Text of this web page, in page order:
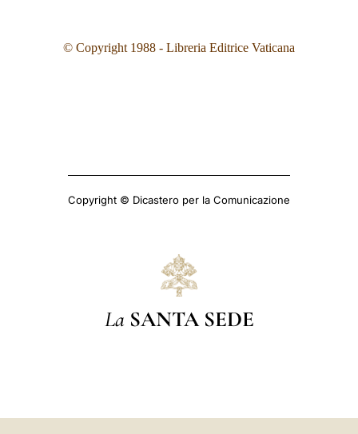
© Copyright 1988 - Libreria Editrice Vaticana
Copyright © Dicastero per la Comunicazione
La SANTA SEDE